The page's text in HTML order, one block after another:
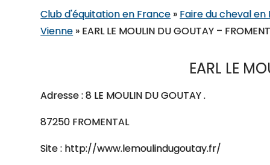
Club d'équitation en France » Faire du cheval
Vienne » EARL LE MOULIN DU GOUTAY –
EARL LE
Adresse : 8 LE MOULIN DU GOUTAY .
87250 FROMENTAL
Site : http://www.lemoulindugoutay.fr/